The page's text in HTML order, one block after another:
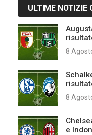
ULTIME NOTIZIE
8
8
e